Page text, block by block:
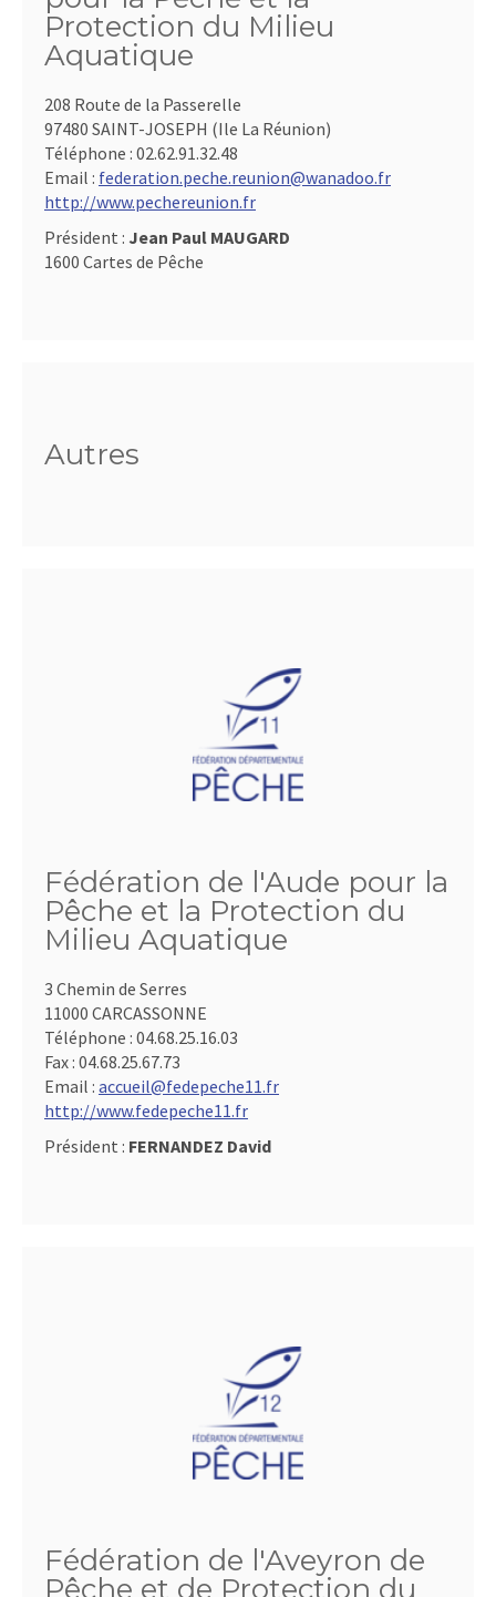
Protection du Milieu
Aquatique
208 Route de la Passerelle
97480 SAINT-JOSEPH (Ile La Réunion)
Téléphone : 02.62.91.32.48
Email : federation.peche.reunion@wanadoo.fr
http://www.pechereunion.fr
Président : Jean Paul MAUGARD
1600 Cartes de Pêche
Autres
Fédération de l'Aude pour la
Pêche et la Protection du
Milieu Aquatique
3 Chemin de Serres
11000 CARCASSONNE
Téléphone : 04.68.25.16.03
Fax : 04.68.25.67.73
Email : accueil@fedepeche11.fr
http://www.fedepeche11.fr
Président : FERNANDEZ David
Fédération de l'Aveyron de
Pêche et de Protection du